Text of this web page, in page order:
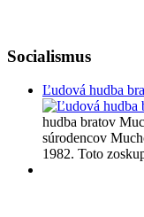
Socialismus
Ľudová hudba
hudba bratov
súrodencov
1982. Toto